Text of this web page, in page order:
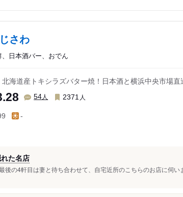
さわ
日本酒バー、おでん
海道産トキシラズバター焼！日本酒と横浜中央市場直
54人 2371 人
-
た名店
後の4軒目は妻と待ち合わせて、自宅近所のこちらのお店に伺い